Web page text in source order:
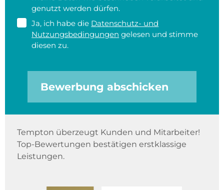
genutzt werden dürfen.
Ja, ich habe die Datenschutz- und
Nutzungsbedingungen gelesen und stimme
diesen zu.
Bewerbung abschicken
Tempton überzeugt Kunden und Mitarbeiter!
Top-Bewertungen bestätigen erstklassige
Leistungen.